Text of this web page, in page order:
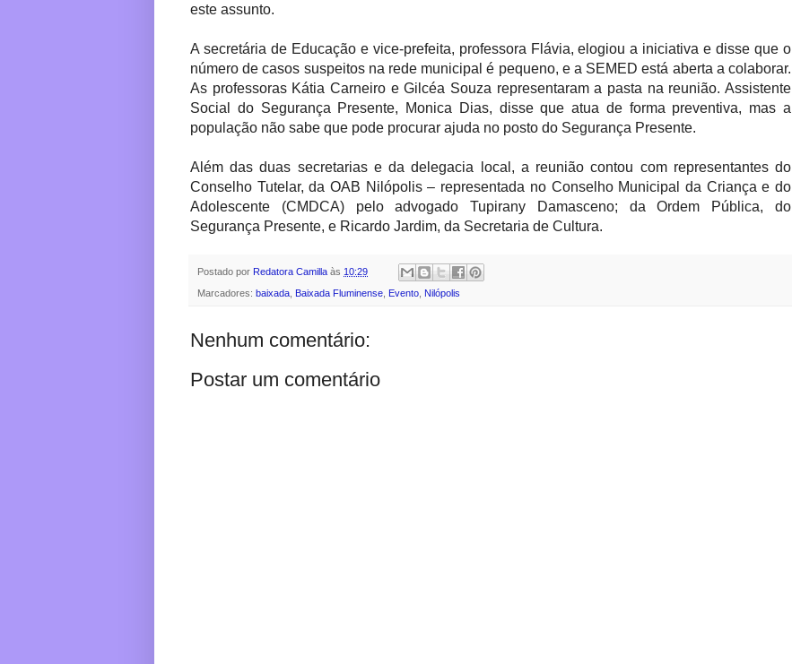
este assunto.
A secretária de Educação e vice-prefeita, professora Flávia, elogiou a iniciativa e disse que o
número de casos suspeitos na rede municipal é pequeno, e a SEMED está aberta a colaborar.
As professoras Kátia Carneiro e Gilcéa Souza representaram a pasta na reunião. Assistente
Social do Segurança Presente, Monica Dias, disse que atua de forma preventiva, mas a
população não sabe que pode procurar ajuda no posto do Segurança Presente.
Além das duas secretarias e da delegacia local, a reunião contou com representantes do
Conselho Tutelar, da OAB Nilópolis – representada no Conselho Municipal da Criança e do
Adolescente (CMDCA) pelo advogado Tupirany Damasceno; da Ordem Pública, do
Segurança Presente, e Ricardo Jardim, da Secretaria de Cultura.
Postado por Redatora Camilla às 10:29
Marcadores: baixada, Baixada Fluminense, Evento, Nilópolis
Nenhum comentário:
Postar um comentário